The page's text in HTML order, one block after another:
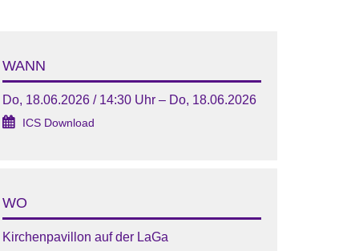
WANN
Do, 18.06.2026 / 14:30 Uhr – Do, 18.06.2026
ICS Download
WO
Kirchenpavillon auf der LaGa